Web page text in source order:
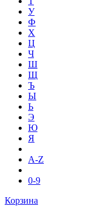
У
Ф
Х
Ц
Ч
Ш
Щ
Ъ
Ы
Ь
Э
Ю
Я
A-Z
0-9
Корзина